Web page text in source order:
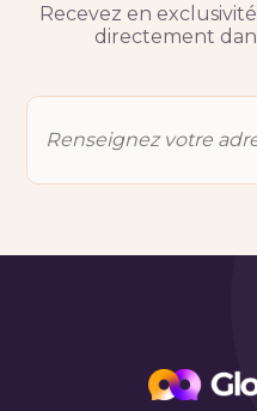
Recevez en
directement